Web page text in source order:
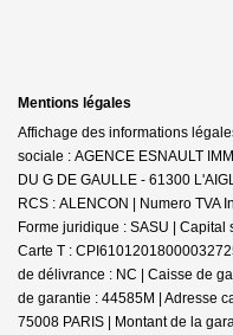
Mentions légales
Affichage des informations
sociale : AGENCE ESNAULT
DU G DE GAULLE - 61300
RCS : ALENCON | Numero TVA
Forme juridique : SASU | Capital
Carte T :
de délivrance : NC | Caisse de
de garantie : 44585M | Adresse
75008 PARIS | Montant de la